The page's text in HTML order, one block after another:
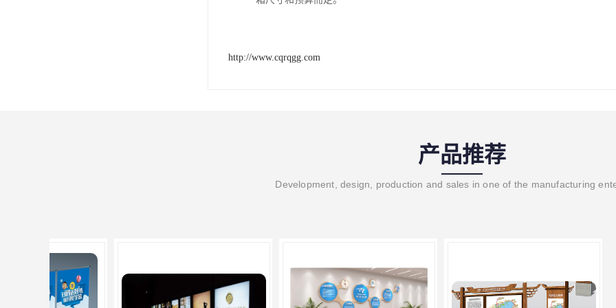
http://www.cqrqgg.com
产品推荐
Development, design, production and sales in one of the manufacturing